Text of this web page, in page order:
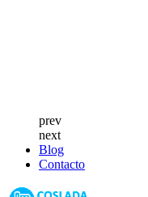
prev
next
Blog
Contacto